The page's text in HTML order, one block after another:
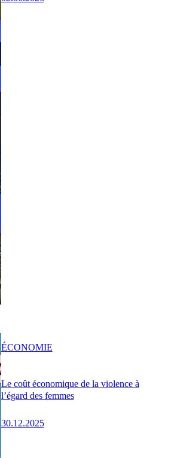
Le coût économique de la violence à
l’égard des femmes
30.12.2025
ÉCONOMIE